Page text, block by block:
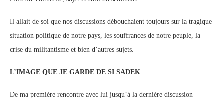
Il allait de soi que nos discussions débouchaient toujours sur la tragique
situation politique de notre pays, les souffrances de notre peuple, la
crise du militantisme et bien d’autres sujets.
L’IMAGE QUE JE GARDE DE SI SADEK
De ma première rencontre avec lui jusqu’à la dernière discussion